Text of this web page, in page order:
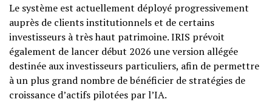
Le système est actuellement déployé progressivement
auprès de clients institutionnels et de certains
investisseurs à très haut patrimoine. IRIS prévoit
également de lancer début 2026 une version allégée
destinée aux investisseurs particuliers, afin de permettre
à un plus grand nombre de bénéficier de stratégies de
croissance d’actifs pilotées par l’IA.